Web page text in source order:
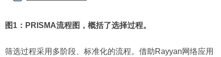
图1：PRISMA流程图，概括了选择过程。
筛选过程采用多阶段、标准化的流程。借助Rayyan网络应用